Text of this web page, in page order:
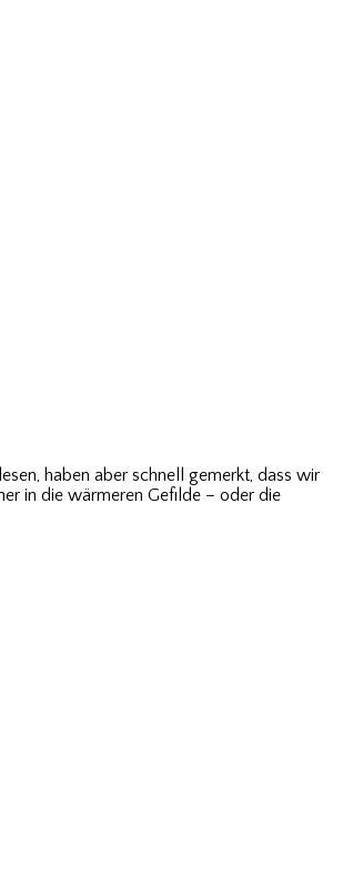
haben aber schnell gemerkt, dass wir
in die wärmeren Gefilde – oder die